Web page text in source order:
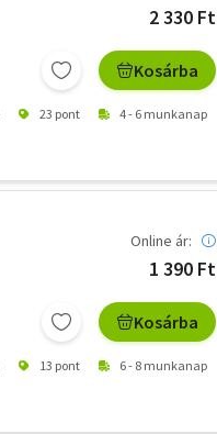
2 330 Ft
Kosárba
23 pont 4 - 6 munkanap
Online ár:
1 390 Ft
Kosárba
13 pont 6 - 8 munkanap